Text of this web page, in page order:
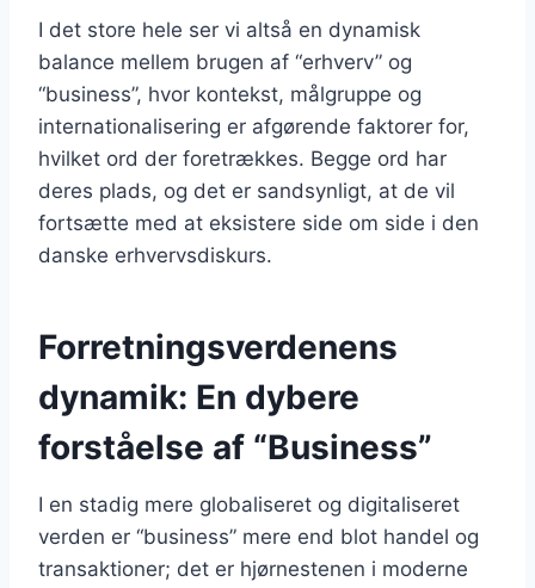
I det store hele ser vi altså en dynamisk
balance mellem brugen af “erhverv” og
“business”, hvor kontekst, målgruppe og
internationalisering er afgørende faktorer for,
hvilket ord der foretrækkes. Begge ord har
deres plads, og det er sandsynligt, at de vil
fortsætte med at eksistere side om side i den
danske erhvervsdiskurs.
Forretningsverdenens
dynamik: En dybere
forståelse af “Business”
I en stadig mere globaliseret og digitaliseret
verden er “business” mere end blot handel og
transaktioner; det er hjørnestenen i moderne